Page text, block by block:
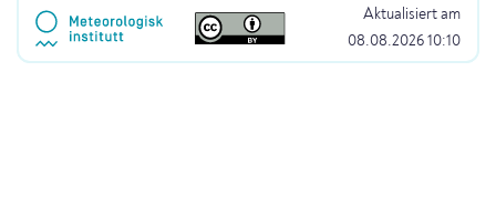
Aktualisiert am
08.08.2026 10:10